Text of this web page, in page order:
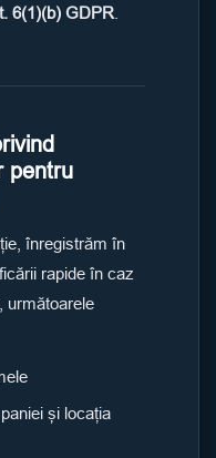
6(1)(b) GDPR
pentru
înregistrăm în
rapide în caz
următoarele
și locația